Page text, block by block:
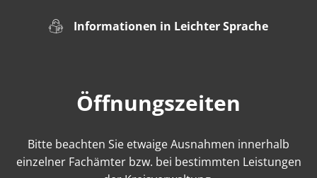
Informationen in Leichter Sprache
Öffnungszeiten
Bitte beachten Sie etwaige Ausnahmen innerhalb
einzelner Fachämter bzw. bei bestimmten Leistungen